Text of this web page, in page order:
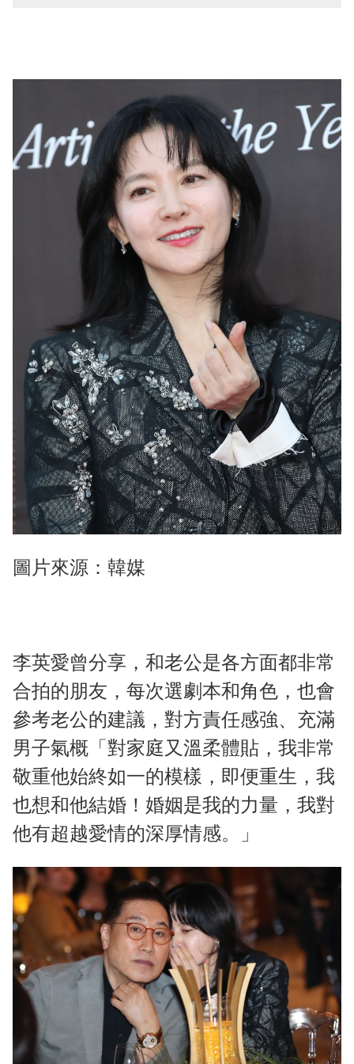
圖片來源：韓媒
李英愛曾分享，和老公是各方面都非常
合拍的朋友，每次選劇本和角色，也會
參考老公的建議，對方責任感強、充滿
男子氣概「對家庭又溫柔體貼，我非常
敬重他始終如一的模樣，即便重生，我
也想和他結婚！婚姻是我的力量，我對
他有超越愛情的深厚情感。」